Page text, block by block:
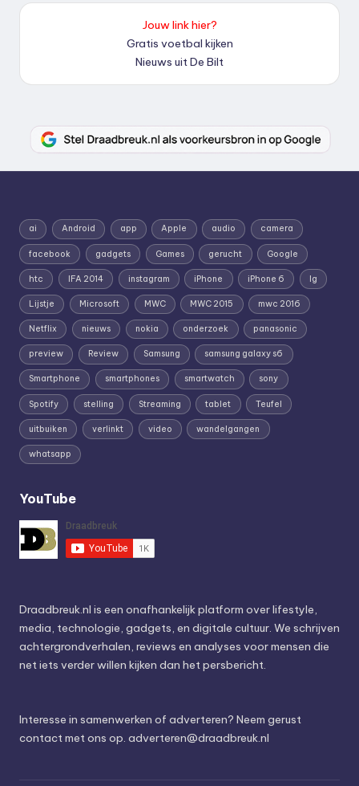
Jouw link hier?
Gratis voetbal kijken
Nieuws uit De Bilt
ai Android app Apple audio camera
facebook gadgets Games gerucht Google
htc IFA 2014 instagram iPhone iPhone 6 lg
Lijstje Microsoft MWC MWC 2015 mwc 2016
Netflix nieuws nokia onderzoek panasonic
preview Review Samsung samsung galaxy s6
Smartphone smartphones smartwatch sony
Spotify stelling Streaming tablet Teufel
uitbuiken verlinkt video wandelgangen
whatsapp
YouTube
Draadbreuk.nl is een onafhankelijk platform over lifestyle,
media, technologie, gadgets, en digitale cultuur. We schrijven
achtergrondverhalen, reviews en analyses voor mensen die
net iets verder willen kijken dan het persbericht.
Interesse in samenwerken of adverteren? Neem gerust
contact met ons op. adverteren@draadbreuk.nl